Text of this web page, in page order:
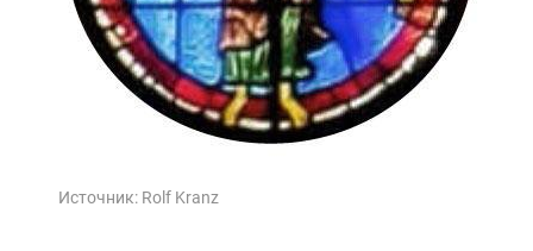
Источник: Rolf Kranz